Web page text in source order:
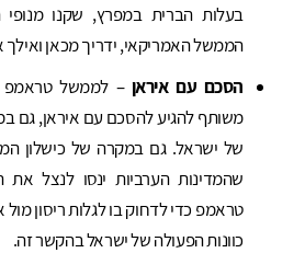
בעלות הברית במפרץ, שקנו
הממשל האמריקאי, ידריך מכאן
הסכם עם איראן– לממשל טראמפ
משותף להגיע להסכם עם איראן, גם
של ישראל. גם במקרה של כישלון
שהמדינות הערביות ינסו לנצל
טראמפ כדי לדחוק בו לגלות ריסון
כוונות הפעולה של ישראל בהקשר זה.